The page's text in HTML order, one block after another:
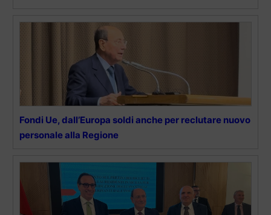
Fondi Ue, dall’Europa soldi anche per reclutare nuovo
personale alla Regione